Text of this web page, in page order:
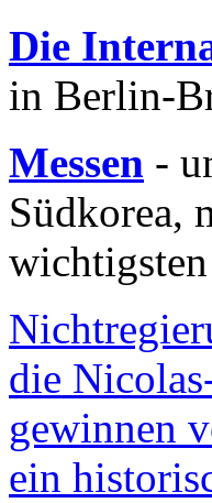
Die
in Berlin-
Messen -
Südkorea,
die
gewinnen
ein